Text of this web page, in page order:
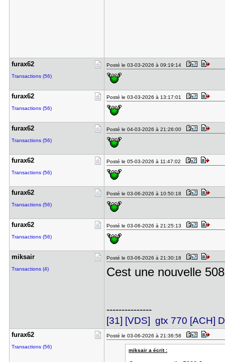
furax62
Transactions (56)
Posté le 03-03-2026 à 09:19:14
furax62
Transactions (56)
Posté le 03-03-2026 à 13:17:01
furax62
Transactions (56)
Posté le 04-03-2026 à 21:26:00
furax62
Transactions (56)
Posté le 05-03-2026 à 11:47:02
furax62
Transactions (56)
Posté le 03-06-2026 à 10:50:18
furax62
Transactions (56)
Posté le 03-06-2026 à 21:25:13
miksair
Transactions (4)
Posté le 03-06-2026 à 21:30:18
Cest une nouvelle
---------------
[31] [VDS] gtx 770 [ACH]
furax62
Transactions (56)
Posté le 03-06-2026 à 21:36:58
miksair a écrit :